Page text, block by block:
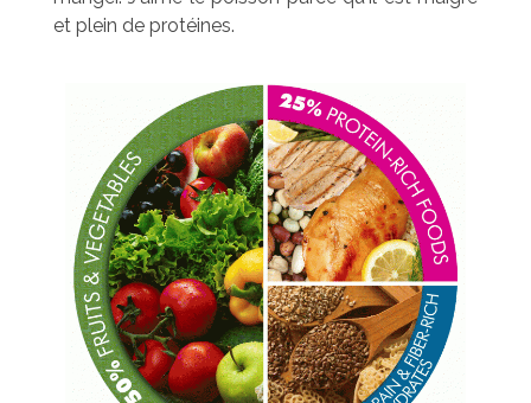
et plein de protéines.